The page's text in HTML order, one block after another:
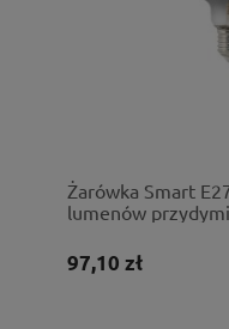
Żarówka Smart
lumenów
97,10 zł